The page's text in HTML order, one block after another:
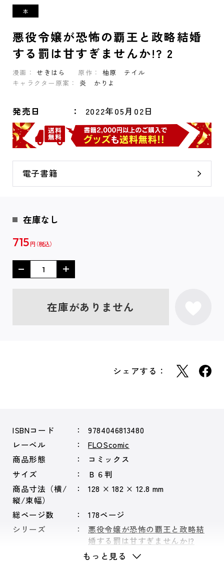
悪役令嬢が恐怖の覇王と政略結婚
する罰は甘すぎませんか!? 2
漫画： せきはら 原作：
柚原 テイル
キャラクター原案：
炎 かりよ
発売日 2022年05月02日
電子書籍
在庫なし
715 円
在庫がありません
シェアする：
ISBNコード
9784046813480
レーベル
FLOScomic
商品形態
コミックス
サイズ
Ｂ６判
商品寸法（横/
縦/束幅）
128 × 182 × 12.8 mm
総ページ数
178ページ
シリーズ
悪役令嬢が恐怖の覇王と政略結
婚する罰は甘すぎませんか!?
もっと見る